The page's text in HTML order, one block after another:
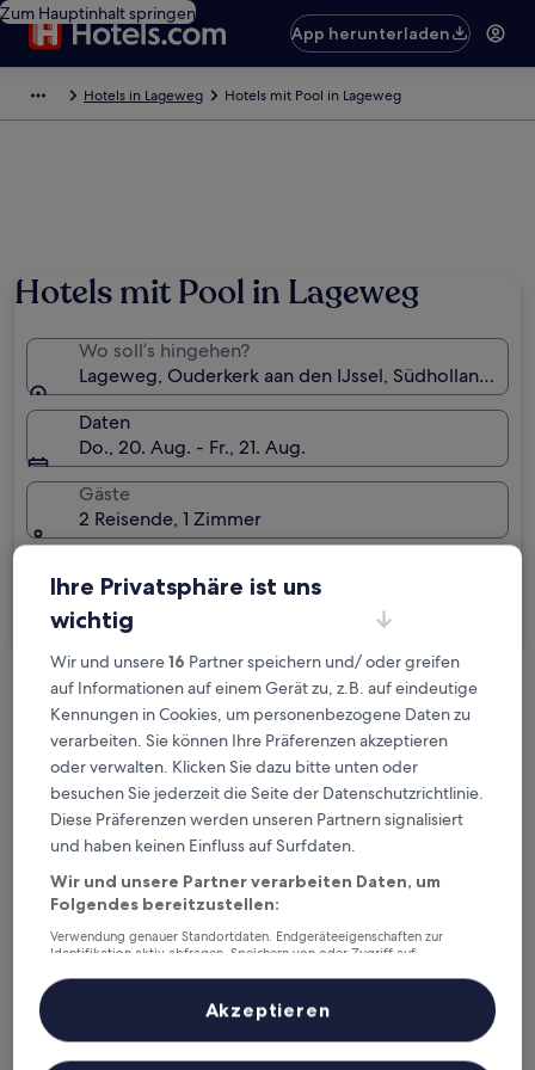
Zum Hauptinhalt springen
App herunterladen
Hotels in Lageweg Hotels mit Pool in Lageweg
Hotels mit Pool in Lageweg
Wo soll’s hingehen?
Lageweg, Ouderkerk aan den IJssel, Südholland,
Daten
Do., 20. Aug. - Fr., 21. Aug.
Gäste
2 Reisende, 1 Zimmer
Kostenlose Stornierung bei
Planänderungen
Verdiene Prämien für jede
wahrgenommene Übernachtung
Mehr sparen mit Preisen für Mitglieder
Überprüfe die Preise für diese Daten
6. Aug. - 7. Aug.
7. Aug. - 8. Aug.
Ihre Privatsphäre ist uns
wichtig
Wir und unsere16 Partner speichern und/ oder greifen
auf Informationen auf einem Gerät zu, z.B. auf eindeutige
Kennungen in Cookies, um personenbezogene Daten zu
verarbeiten. Sie können Ihre Präferenzen akzeptieren
oder verwalten. Klicken Sie dazu bitte unten oder
besuchen Sie jederzeit die Seite der Datenschutzrichtlinie.
Diese Präferenzen werden unseren Partnern signalisiert
und haben keinen Einfluss auf Surfdaten.
Wir und unsere Partner verarbeiten Daten, um
Folgendes bereitzustellen:
Verwendung genauer Standortdaten. Endgeräteeigenschaften zur
Identifikation aktiv abfragen. Speichern von oder Zugriff auf
Inhalte, Messung von Werbeleistung und der Performance von Inhalten,
Zielgruppenforschung sowie Entwicklung und Verbesserung von
Liste der Partner (Lieferanten)
Akzeptieren